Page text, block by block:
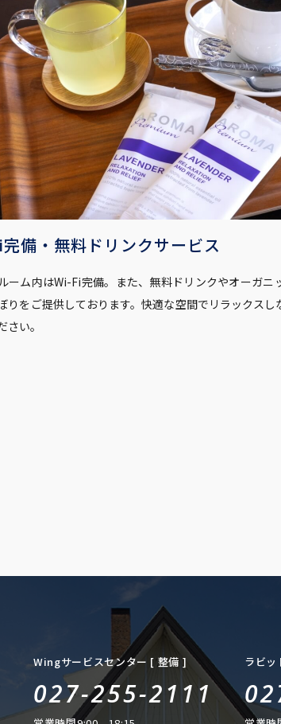
備・無料ドリンクサービス
ーム内はWi-Fi完備。また、無料ドリンクやオーガニ
りをご提供しております。快適な空間でリラックスし
さい。
Wingサービスセンター [ 整備 ]
027-255-2111
ラビッ